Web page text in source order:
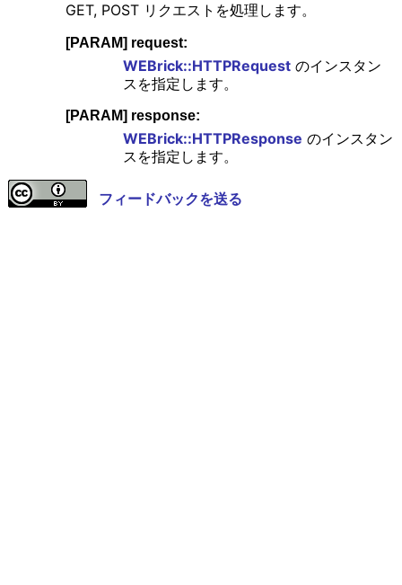
GET, POST リクエストを処理します。
[PARAM] request:
WEBrick::HTTPRequestのインスタン
スを指定します。
[PARAM] response:
WEBrick::HTTPResponse のインスタン
スを指定します。
フィードバックを送る